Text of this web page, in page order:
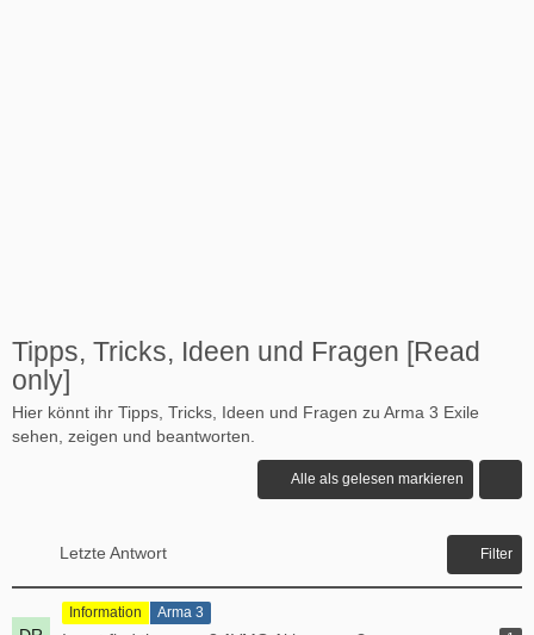
Tipps, Tricks, Ideen und Fragen [Read
only]
Hier könnt ihr Tipps, Tricks, Ideen und Fragen zu Arma 3 Exile
sehen, zeigen und beantworten.
Alle als gelesen markieren
Letzte Antwort Filter
Information Arma 3